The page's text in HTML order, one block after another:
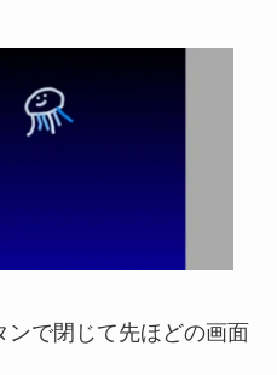
ンで閉じて先ほどの画面